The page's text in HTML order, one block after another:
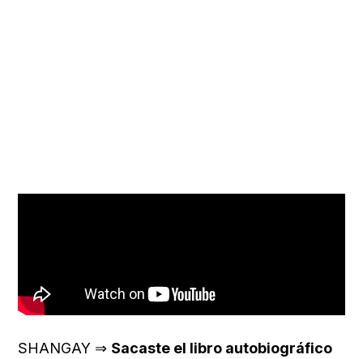
SHANGAY ⇒ Sacaste el libro autobiográfico